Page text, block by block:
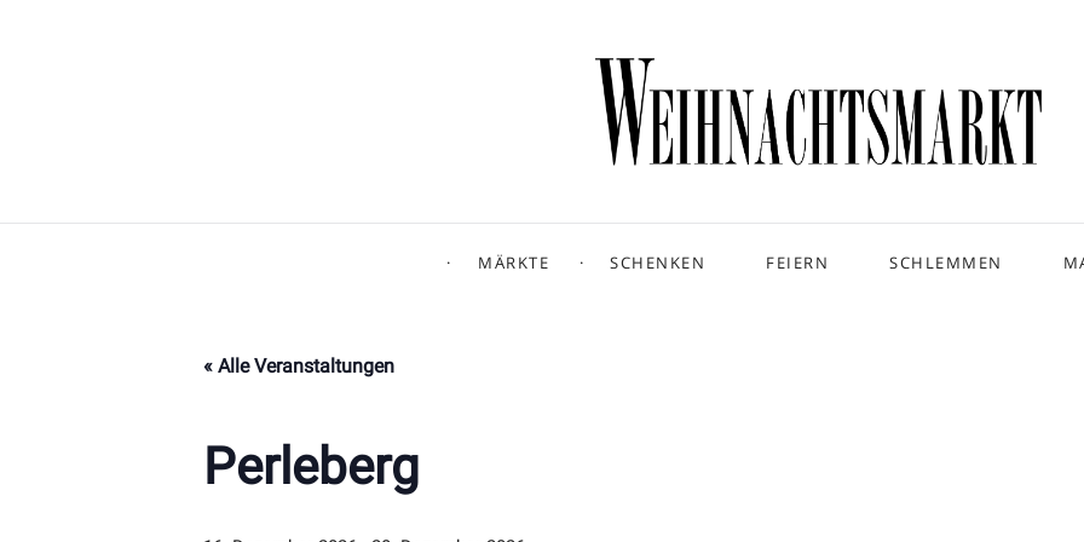
MÄRKTE SCHENKEN FEIERN SCHLEMMEN
« Alle Veranstaltungen
Perleberg